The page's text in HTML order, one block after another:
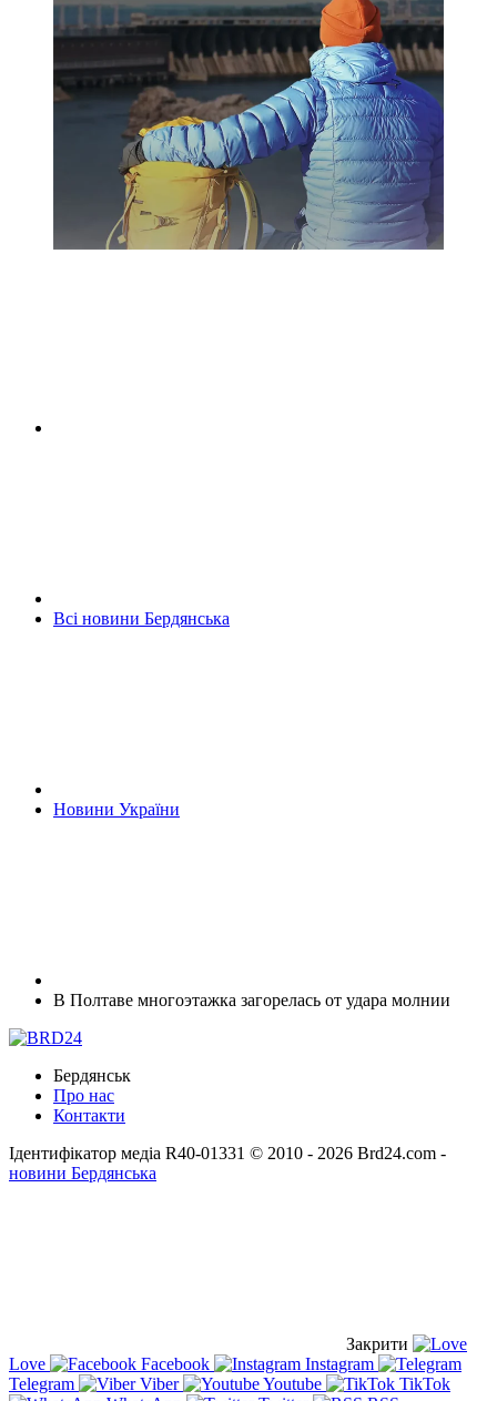
Всі новини Бердянська
Новини України
В Полтаве многоэтажка загорелась от удара молнии
Бердянськ
Про нас
Контакти
Ідентифікатор медіа R40-01331 © 2010 - 2026 Brd24.com -
новини Бердянська
Закрити
Love
Facebook
Instagram
Telegram
Viber Youtube
TikTok